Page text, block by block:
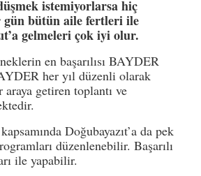
istemiyorlarsa hiç
gün bütün aile fertleri ile
gelmeleri çok iyi olur.
en başarılısı BAYDER
her yıl düzenli olarak
araya getiren toplantı ve
Doğubayazıt’a da pek
düzenlenebilir. Başarılı
ile yapabilir.